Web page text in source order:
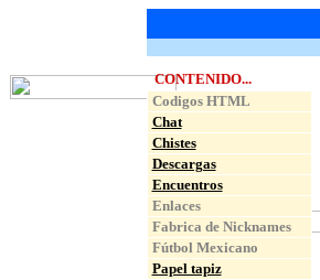
CONTENIDO...
Codigos HTML
Chat
Chistes
Descargas
Encuentros
Enlaces
Fabrica de Nicknames
Fútbol Mexicano
Papel tapiz